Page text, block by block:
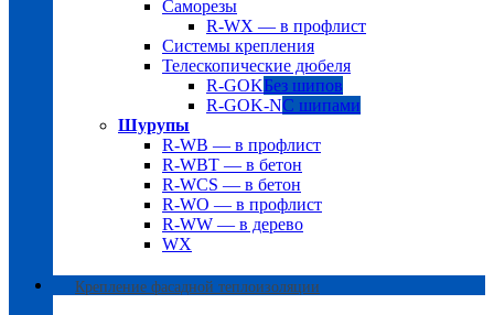
Саморезы
R-WX — в профлист
Системы крепления
Телескопические дюбеля
R-GOKБез шипов
R-GOK-NС шипами
Шурупы
R-WB — в профлист
R-WBT — в бетон
R-WCS — в бетон
R-WO — в профлист
R-WW — в дерево
WX
Крепление фасадной теплоизоляции